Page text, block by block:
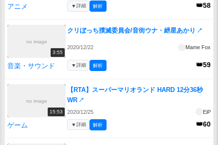
アニメ 👑58
▼詳細 解析
no image
3:55
クリぼっち撲滅委員会/音街ウナ・紲星あかり ↗
2020/12/22 Mame Fox
音楽・サウンド 👑59
▼詳細 解析
no image
15:53
【RTA】スーパーマリオランド HARD 12分36秒
WR ↗
2020/12/25 EiP
ゲーム 👑60
▼詳細 解析